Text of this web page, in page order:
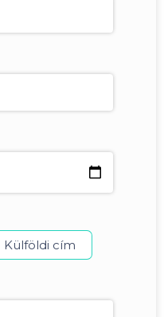
Külföldi cím